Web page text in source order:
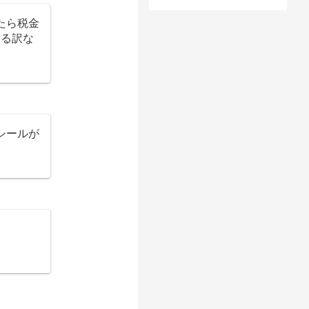
ら税金
訳な
ールが